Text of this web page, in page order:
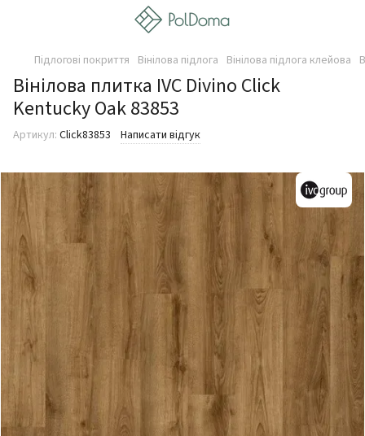
Підлогові покриття Вінілова підлога Вінілова підлога клейова
Вінілова плитка IVC Divino Click
Kentucky Oak 83853
Артикул: Click83853 Написати відгук